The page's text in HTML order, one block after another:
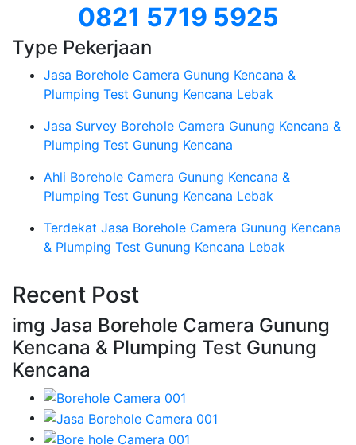
0821 5719 5925
Type Pekerjaan
Jasa Borehole Camera Gunung Kencana &
Plumping Test Gunung Kencana Lebak
Jasa Survey Borehole Camera Gunung Kencana &
Plumping Test Gunung Kencana
Ahli Borehole Camera Gunung Kencana &
Plumping Test Gunung Kencana Lebak
Terdekat Jasa Borehole Camera Gunung Kencana
& Plumping Test Gunung Kencana Lebak
Recent Post
img Jasa Borehole Camera Gunung
Kencana & Plumping Test Gunung
Kencana